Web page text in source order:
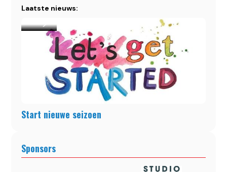
Laatste nieuws:
Start nieuwe seizoen
Sponsors